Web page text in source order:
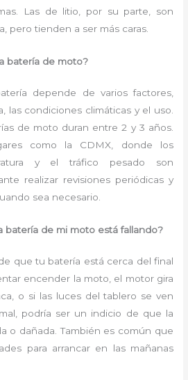
Las de litio, por su parte, son
pero tienden a ser más caras.
batería de moto?
depende de varios factores,
las condiciones climáticas y el uso.
de moto duran entre 2 y 3 años.
como la CDMX, donde los
y el tráfico pesado son
realizar revisiones periódicas y
sea necesario.
batería de mi moto está fallando?
que tu batería está cerca del final
encender la moto, el motor gira
o si las luces del tablero se ven
podría ser un indicio de que la
o dañada. También es común que
para arrancar en las mañanas